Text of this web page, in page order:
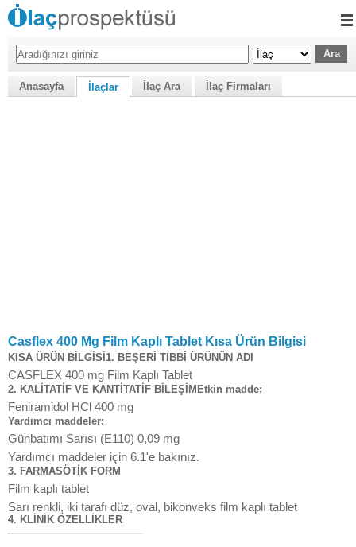
Anasayfa İlaçlar İlaç Ara İlaç Firmaları
Casflex 400 Mg Film Kaplı Tablet Kısa Ürün Bilgisi
KISA ÜRÜN BİLGİSİ1. BEŞERİ TIBBİ ÜRÜNÜN ADI
CASFLEX 400 mg Film Kaplı Tablet
2. KALİTATİF VE KANTİTATİF BİLEŞİMEtkin madde:
Feniramidol HCl 400 mg
Yardımcı maddeler:
Günbatımı Sarısı (E110) 0,09 mg
Yardımcı maddeler için 6.1'e bakınız.
3. FARMASÖTİK FORM
Film kaplı tablet
Sarı renkli, iki tarafı düz, oval, bikonveks film kaplı tablet
4. KLİNİK ÖZELLİKLER